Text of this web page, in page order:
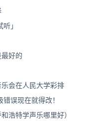
」
好的
会在人民大学彩排
误现在就得改！
浩特学声乐哪里好）